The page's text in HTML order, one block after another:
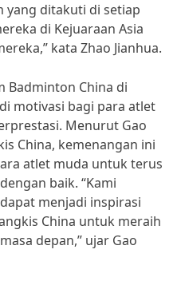
yang ditakuti di setiap
di Kejuaraan Asia
kata Zhao Jianhua.
Badminton China di
motivasi bagi para atlet
Menurut Gao
China, kemenangan ini
atlet muda untuk terus
baik. “Kami
menjadi inspirasi
China untuk meraih
depan,” ujar Gao